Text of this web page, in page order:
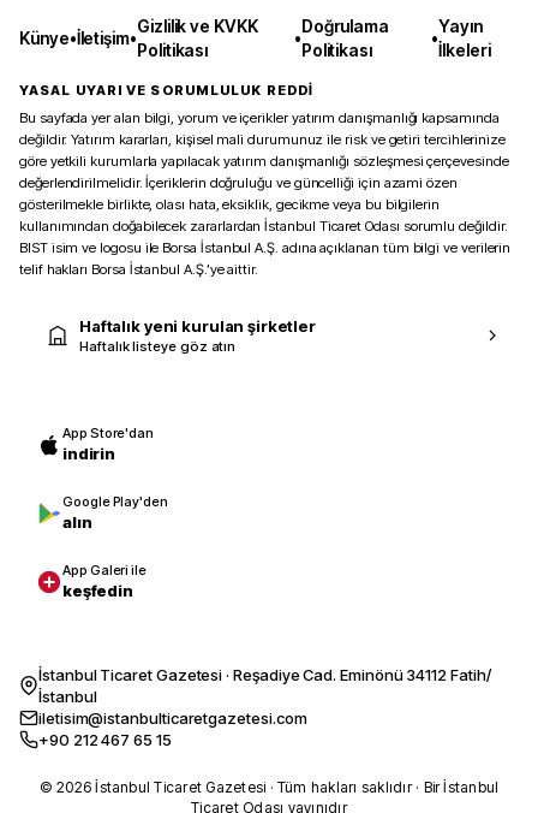
Künye•İletişim•
Gizlilik ve KVKK
Politikası
•
Doğrulama
Politikası
•
Yayın
İlkeleri
YASAL UYARI VE SORUMLULUK REDDİ
Bu sayfada yer alan bilgi, yorum ve içerikler yatırım danışmanlığı kapsamında
değildir. Yatırım kararları, kişisel mali durumunuz ile risk ve getiri tercihlerinize
göre yetkili kurumlarla yapılacak yatırım danışmanlığı sözleşmesi çerçevesinde
değerlendirilmelidir. İçeriklerin doğruluğu ve güncelliği için azami özen
gösterilmekle birlikte, olası hata, eksiklik, gecikme veya bu bilgilerin
kullanımından doğabilecek zararlardan İstanbul Ticaret Odası sorumlu değildir.
BIST isim ve logosu ile Borsa İstanbul A.Ş. adına açıklanan tüm bilgi ve verilerin
telif hakları Borsa İstanbul A.Ş.’ye aittir.
Haftalık yeni kurulan şirketler
Haftalık listeye göz atın
App Store'dan
indirin
Google Play'den
alın
App Galeri ile
keşfedin
İstanbul Ticaret Gazetesi · Reşadiye Cad. Eminönü 34112 Fatih/
İstanbul
iletisim@istanbulticaretgazetesi.com
+90 212 467 65 15
© 2026 İstanbul Ticaret Gazetesi · Tüm hakları saklıdır · Bir İstanbul
Ticaret Odası yayınıdır